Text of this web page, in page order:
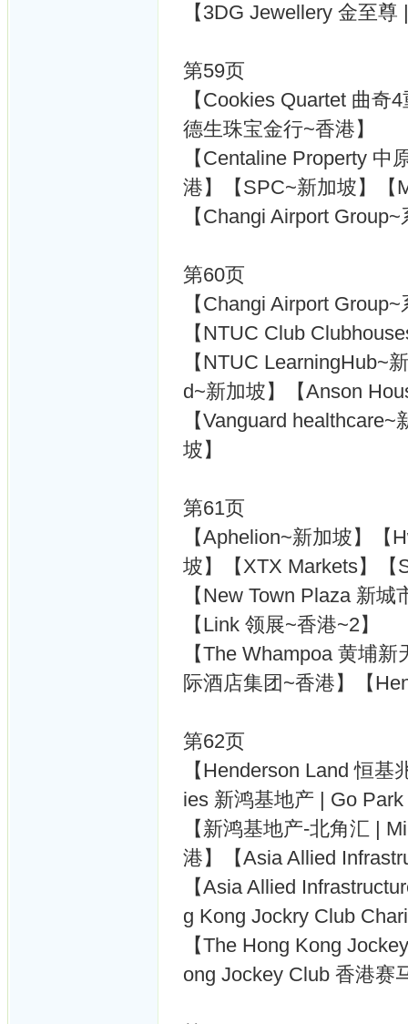
【3DG Jewellery 金至
第59页
【Cookies Quartet 曲
德生珠宝金行~香港】
【Centaline Property
港】【SPC~新加坡】【
【Changi Airport
第60页
【Changi Airport
【NTUC Club
【NTUC LearningHub~
d~新加坡】【Anson
【Vanguard
坡】
第61页
【Aphelion~新加坡】
坡】【XTX Markets】【
【New Town Plaza 新
【Link 领展~香港~2】
【The Whampoa 黄埔
际酒店集团~香港】【
第62页
【Henderson Land 恒
ies 新鸿基地产 | Go
【新鸿基地产-北角汇 |
港】【Asia Allied
【Asia Allied
g Kong Jockry Club
【The Hong Kong
ong Jockey Club 香港赛